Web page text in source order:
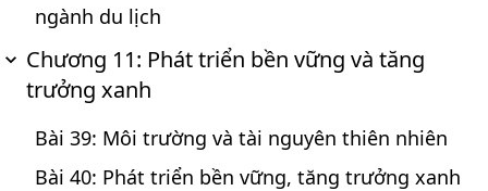
ngành du lịch
Chương 11: Phát triển bền vững và tăng
trưởng xanh
Bài 39: Môi trường và tài nguyên thiên nhiên
Bài 40: Phát triển bền vững, tăng trưởng xanh